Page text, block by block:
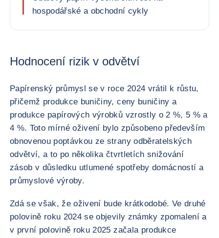
hospodářské a obchodní cykly
Hodnocení rizik v odvětví
Papírenský průmysl se v roce 2024 vrátil k růstu,
přičemž produkce buničiny, ceny buničiny a
produkce papírových výrobků vzrostly o 2 %, 5 % a
4 %. Toto mírné oživení bylo způsobeno především
obnovenou poptávkou ze strany odběratelských
odvětví, a to po několika čtvrtletích snižování
zásob v důsledku utlumené spotřeby domácností a
průmyslové výroby.
Zdá se však, že oživení bude krátkodobé. Ve druhé
polovině roku 2024 se objevily známky zpomalení a
v první polovině roku 2025 začala produkce